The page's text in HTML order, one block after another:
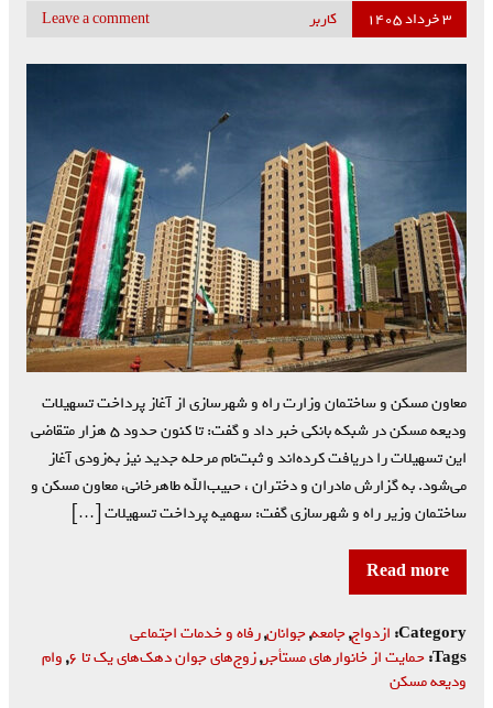
۳ خرداد ۱۴۰۵ کاربر Leave a comment
معاون مسکن و ساختمان وزارت راه و شهرسازی از آغاز پرداخت تسهیلات
ودیعه مسکن در شبکه بانکی خبر داد و گفت: تا کنون حدود ۵ هزار متقاضی
این تسهیلات را دریافت کرده‌اند و ثبت‌نام مرحله جدید نیز به‌زودی آغاز
می‌شود. به گزارش مادران و دختران ، حبیب‌الله طاهرخانی، معاون مسکن و
ساختمان وزیر راه و شهرسازی گفت: سهمیه پرداخت تسهیلات […]
Read more
Category: ازدواج,جامعه,جوانان,رفاه و خدمات اجتماعی
Tags: حمایت از خانوارهای مستأجر,زوج‌های جوان دهک‌های یک تا ۶ ,وام
ودیعه مسکن